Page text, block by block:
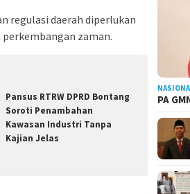
regulasi daerah diperlukan
zaman.
Pansus RTRW DPRD Bontang
Soroti Penambahan
Kawasan Industri Tanpa
Kajian Jelas
PA